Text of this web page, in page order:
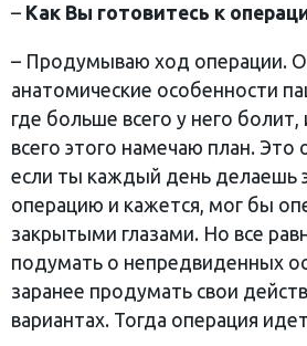
– Как Вы готовитесь к
– Продумываю ход операции.
анатомические особенности
где больше всего у него болит,
всего этого намечаю план. Это
если ты каждый день делаешь
операцию и кажется, мог бы
закрытыми глазами. Но все
подумать о непредвиденных
заранее продумать свои
вариантах. Тогда операция